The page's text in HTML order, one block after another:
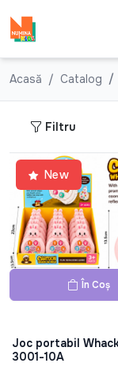
Acasă Catalog
Filtru
New
În Coș
Joc portabil
3001-10A